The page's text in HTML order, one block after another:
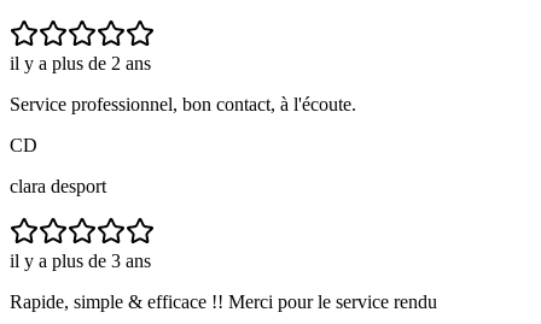
il y a plus de 2 ans
Service professionnel, bon contact, à l'écoute.
CD
clara desport
il y a plus de 3 ans
Rapide, simple & efficace !! Merci pour le service rendu